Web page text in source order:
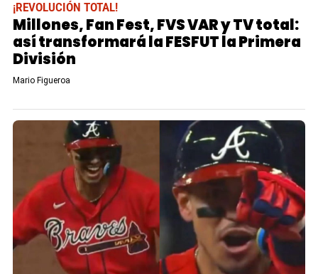
¡REVOLUCIÓN TOTAL!
Millones, Fan Fest, FVS VAR y TV total:
así transformará la FESFUT la Primera
División
Mario Figueroa